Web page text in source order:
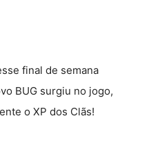
final de semana
BUG surgiu no jogo,
o XP dos Clãs!